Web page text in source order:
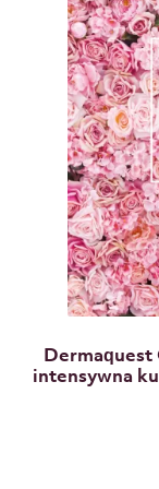
Dermaquest
intensywna